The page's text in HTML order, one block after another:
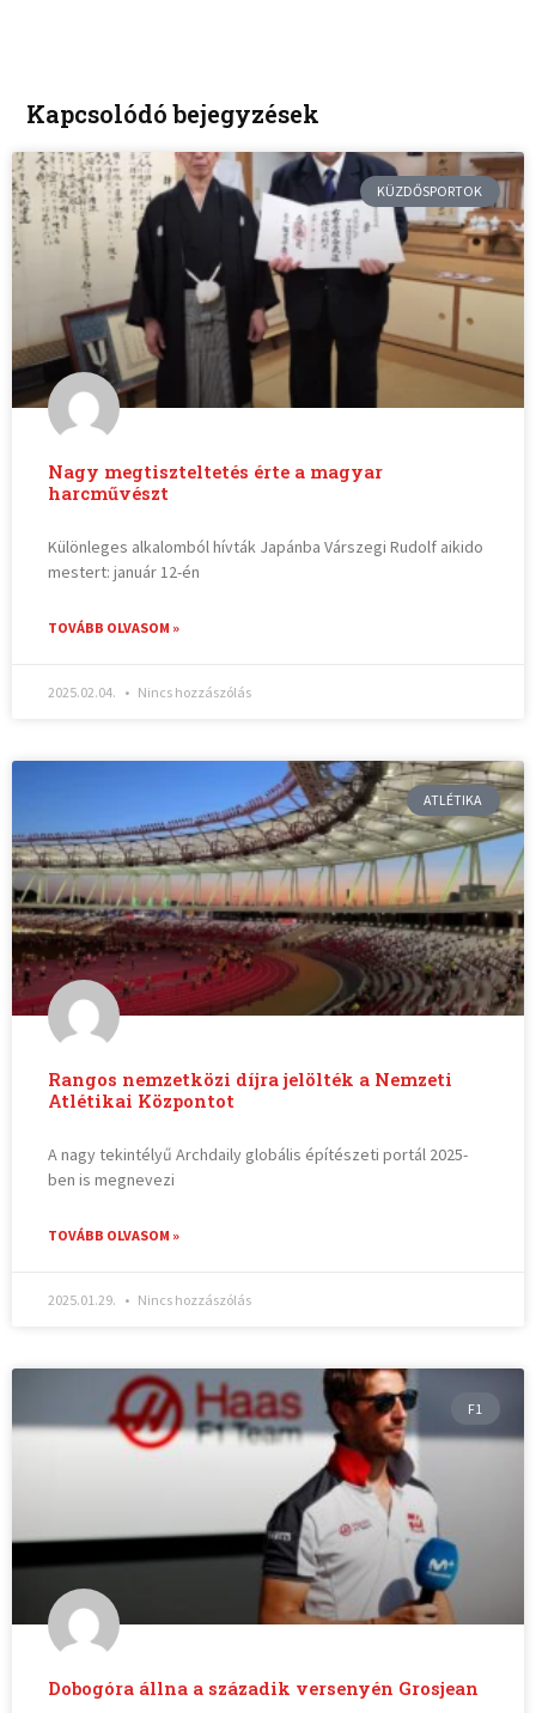
Kapcsolódó bejegyzések
KÜZDŐSPORTOK
Nagy megtiszteltetés érte a magyar
harcművészt
Különleges alkalomból hívták Japánba Várszegi Rudolf aikido
mestert: január 12-én
TOVÁBB OLVASOM »
2025.02.04. Nincs hozzászólás
ATLÉTIKA
Rangos nemzetközi díjra jelölték a Nemzeti
Atlétikai Központot
A nagy tekintélyű Archdaily globális építészeti portál 2025-
ben is megnevezi
TOVÁBB OLVASOM »
2025.01.29. Nincs hozzászólás
F1
Dobogóra állna a századik versenyén Grosjean